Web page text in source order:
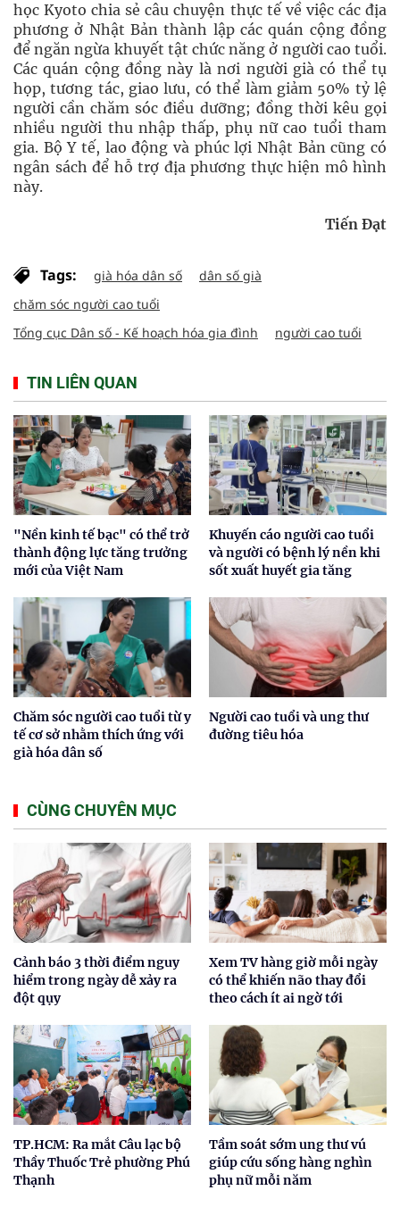
học Kyoto chia sẻ câu chuyện thực tế về việc các địa
phương ở Nhật Bản thành lập các quán cộng đồng
để ngăn ngừa khuyết tật chức năng ở người cao tuổi.
Các quán cộng đồng này là nơi người già có thể tụ
họp, tương tác, giao lưu, có thể làm giảm 50% tỷ lệ
người cần chăm sóc điều dưỡng; đồng thời kêu gọi
nhiều người thu nhập thấp, phụ nữ cao tuổi tham
gia. Bộ Y tế, lao động và phúc lợi Nhật Bản cũng có
ngân sách để hỗ trợ địa phương thực hiện mô hình
này.
Tiến Đạt
Tags: già hóa dân số
dân số già
chăm sóc người cao tuổi
Tổng cục Dân số - Kế hoạch hóa gia đình
người cao tuổi
TIN LIÊN QUAN
"Nền kinh tế bạc" có thể trở
thành động lực tăng trưởng
mới của Việt Nam
Khuyến cáo người cao tuổi
và người có bệnh lý nền khi
sốt xuất huyết gia tăng
Chăm sóc người cao tuổi từ y
tế cơ sở nhằm thích ứng với
già hóa dân số
Người cao tuổi và ung thư
đường tiêu hóa
CÙNG CHUYÊN MỤC
Cảnh báo 3 thời điểm nguy
hiểm trong ngày dễ xảy ra
đột qụy
Xem TV hàng giờ mỗi ngày
có thể khiến não thay đổi
theo cách ít ai ngờ tới
TP.HCM: Ra mắt Câu lạc bộ
Thầy Thuốc Trẻ phường Phú
Thạnh
Tầm soát sớm ung thư vú
giúp cứu sống hàng nghìn
phụ nữ mỗi năm